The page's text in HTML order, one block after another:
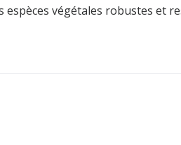
végétales robustes et